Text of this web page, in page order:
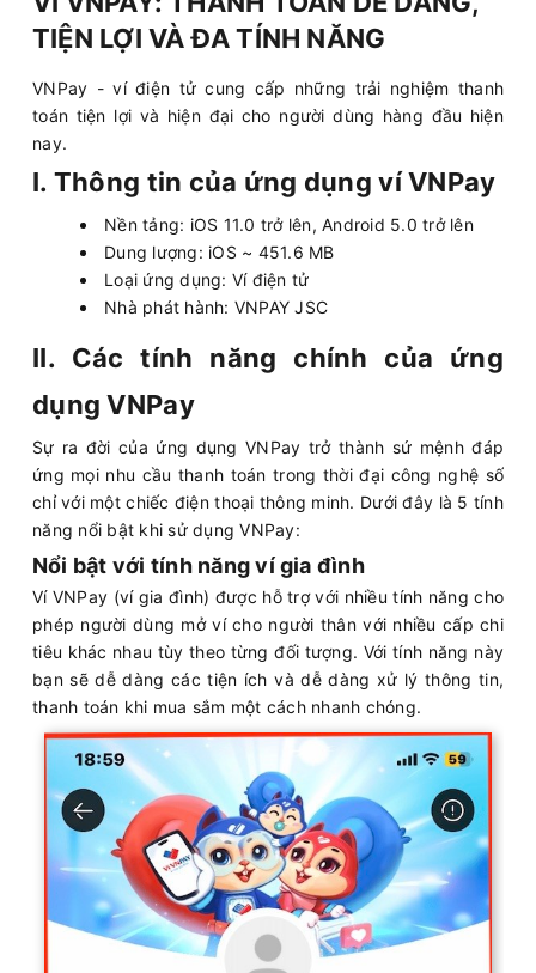
TIỆN LỢI VÀ ĐA TÍNH NĂNG
VNPay - ví điện tử cung cấp những trải nghiệm thanh
toán tiện lợi và hiện đại cho người dùng hàng đầu hiện
nay.
I. Thông tin của ứng dụng ví VNPay
Nền tảng: iOS 11.0 trở lên, Android 5.0 trở lên
Dung lượng: iOS ~ 451.6 MB
Loại ứng dụng: Ví điện tử
Nhà phát hành: VNPAY JSC
II. Các tính năng chính của ứng
dụng VNPay
Sự ra đời của ứng dụng VNPay trở thành sứ mệnh đáp
ứng mọi nhu cầu thanh toán trong thời đại công nghệ số
chỉ với một chiếc điện thoại thông minh. Dưới đây là 5 tính
năng nổi bật khi sử dụng VNPay:
Nổi bật với tính năng ví gia đình
Ví VNPay (ví gia đình) được hỗ trợ với nhiều tính năng cho
phép người dùng mở ví cho người thân với nhiều cấp chi
tiêu khác nhau tùy theo từng đối tượng. Với tính năng này
bạn sẽ dễ dàng các tiện ích và dễ dàng xử lý thông tin,
thanh toán khi mua sắm một cách nhanh chóng.